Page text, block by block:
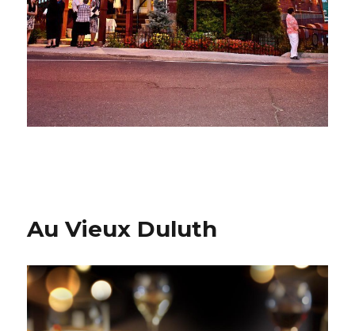
Au Vieux Duluth